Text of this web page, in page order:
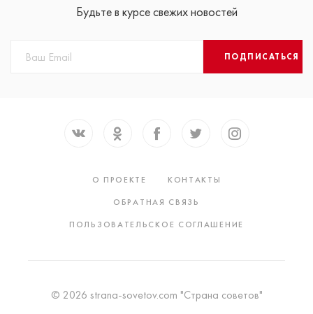
Будьте в курсе свежих новостей
ПОДПИСАТЬСЯ
О ПРОЕКТЕ
КОНТАКТЫ
ОБРАТНАЯ СВЯЗЬ
ПОЛЬЗОВАТЕЛЬСКОЕ СОГЛАШЕНИЕ
© 2026 strana-sovetov.com "Страна советов"